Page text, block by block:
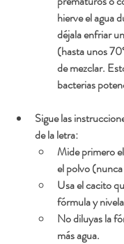
hierve el agua
déjala enfriar
(hasta unos
de mezclar.
bacterias
Sigue las
de la letra:
Mide primero
el polvo
Usa el cacito
fórmula y
No diluyas la
más agua.